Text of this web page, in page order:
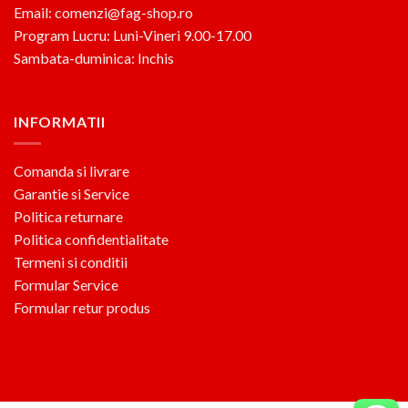
Email: comenzi@fag-shop.ro
Program Lucru: Luni-Vineri 9.00-17.00
Sambata-duminica: Inchis
INFORMATII
Comanda si livrare
Garantie si Service
Politica returnare
Politica confidentialitate
Termeni si conditii
Formular Service
Formular retur produs